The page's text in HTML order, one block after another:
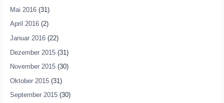
Mai 2016(31)
April 2016(2)
Januar 2016(22)
Dezember 2015(31)
November 2015(30)
Oktober 2015(31)
September 2015(30)